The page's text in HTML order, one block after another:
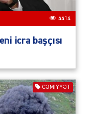
4414
icra başçısı
CƏMIYYƏT